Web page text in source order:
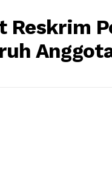
Reskrim